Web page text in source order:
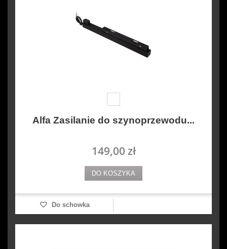
Alfa Zasilanie do szynoprzewodu...
149,00 zł
DO KOSZYKA
Do schowka